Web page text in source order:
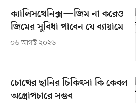
ক্যালিসথেনিক্স—জিম না করেও
জিমের সুবিধা পাবেন যে ব্যায়ামে
০৬ আগস্ট ২০২৬
চোখের ছানির চিকিৎসা কি কেবল
অস্ত্রোপচারে সম্ভব